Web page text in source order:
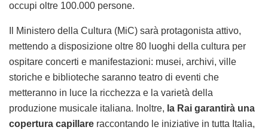
occupi oltre 100.000 persone.
Il Ministero della Cultura (MiC) sarà protagonista attivo,
mettendo a disposizione oltre 80 luoghi della cultura per
ospitare concerti e manifestazioni: musei, archivi, ville
storiche e biblioteche saranno teatro di eventi che
metteranno in luce la ricchezza e la varietà della
produzione musicale italiana. Inoltre, la Rai garantirà una
copertura capillare raccontando le iniziative in tutta Italia,